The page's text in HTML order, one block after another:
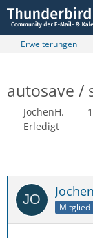
Erweiterungen
autosave /
JochenH.
Erledigt
Mitglied